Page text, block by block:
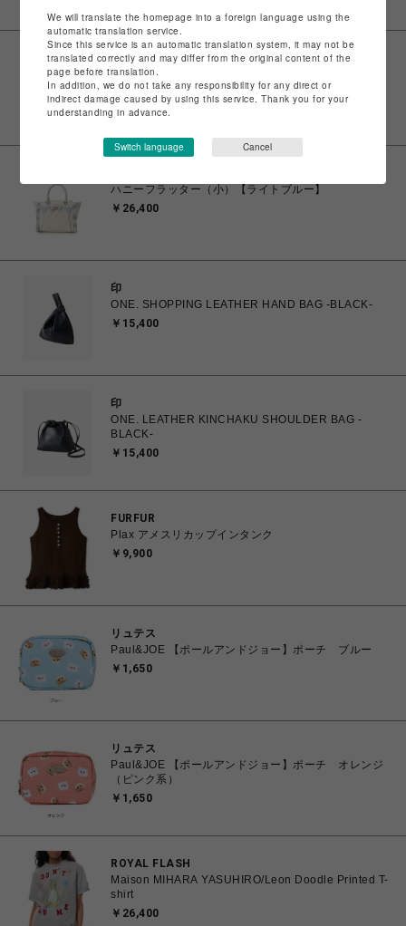
サマンサベガ
ハニーフラッター（小）【ピンク】
￥26,400
ハニーフラッター（小）【ライトブルー】
￥26,400
印
ONE. SHOPPING LEATHER HAND BAG -BLACK-
￥15,400
印
ONE. LEATHER KINCHAKU SHOULDER BAG -
BLACK-
￥15,400
FURFUR
Plax アメスリカップインタンク
￥9,900
リュテス
Paul&JOE 【ポールアンドジョー】ポーチ ブルー
￥1,650
リュテス
Paul&JOE 【ポールアンドジョー】ポーチ オレンジ
（ピンク系）
￥1,650
ROYAL FLASH
Maison MIHARA YASUHIRO/Leon Doodle Printed T-
shirt
￥26,400
We will translate the homepage into a foreign language using the
automatic translation service.
Since this service is an automatic translation system, it may not be
translated correctly and may differ from the original content of the
page before translation.
In addition, we do not take any responsibility for any direct or
indirect damage caused by using this service. Thank you for your
understanding in advance.
Switch language Cancel